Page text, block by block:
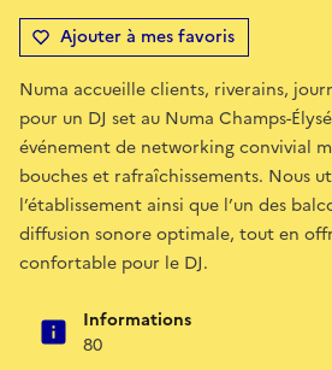
Ajouter à mes favoris
Numa accueille clients, riverains,
pour un DJ set au Numa Champs-
événement de networking convivial
bouches et rafraîchissements. Nous
l’établissement ainsi que l’un des
diffusion sonore optimale, tout en
confortable pour le DJ.
Informations
80